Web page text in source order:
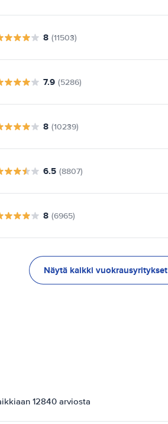
8 (11503)
7.9 (5286)
8 (10239)
6.5 (8807)
8 (6965)
Näytä kaikki vuokrausyritykset
12840 arviosta